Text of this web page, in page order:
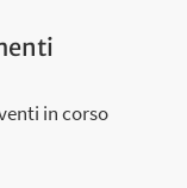
in corso